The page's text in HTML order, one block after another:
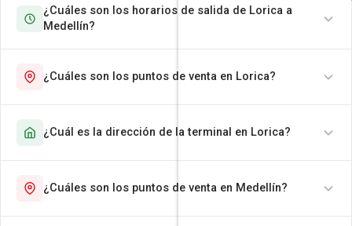
¿Cuáles son los horarios de salida de Lorica a
Medellín?
¿Cuáles son los puntos de venta en Lorica?
¿Cuál es la dirección de la terminal en Lorica?
¿Cuáles son los puntos de venta en Medellín?